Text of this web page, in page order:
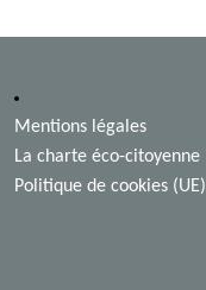
Mentions légales
La charte éco-citoyenne
Politique de cookies (UE)